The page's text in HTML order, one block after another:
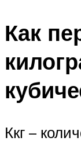
Как
Ккг –